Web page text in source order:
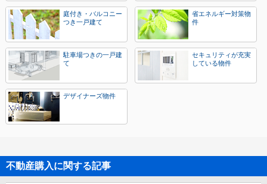
庭付き・バルコニー
つき一戸建て
省エネルギー対策物
件
駐車場つきの一戸建
て
セキュリティが充実
している物件
デザイナーズ物件
不動産購入に関する記事